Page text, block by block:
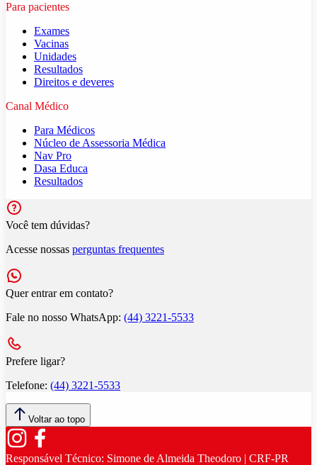
Para pacientes
Exames
Vacinas
Unidades
Resultados
Direitos e deveres
Canal Médico
Para Médicos
Núcleo de Assessoria Médica
Nav Pro
Dasa Educa
Resultados
Você tem dúvidas?
Acesse nossas perguntas frequentes
Quer entrar em contato?
Fale no nosso WhatsApp: (44) 3221-5533
Prefere ligar?
Telefone: (44) 3221-5533
Voltar ao topo
Responsável Técnico: Simone de Almeida Theodoro | CRF-PR